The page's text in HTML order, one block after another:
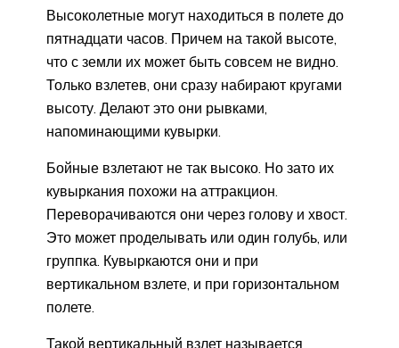
Высоколетные могут находиться в полете до
пятнадцати часов. Причем на такой высоте,
что с земли их может быть совсем не видно.
Только взлетев, они сразу набирают кругами
высоту. Делают это они рывками,
напоминающими кувырки.
Бойные взлетают не так высоко. Но зато их
кувыркания похожи на аттракцион.
Переворачиваются они через голову и хвост.
Это может проделывать или один голубь, или
группка. Кувыркаются они и при
вертикальном взлете, и при горизонтальном
полете.
Такой вертикальный взлет называется